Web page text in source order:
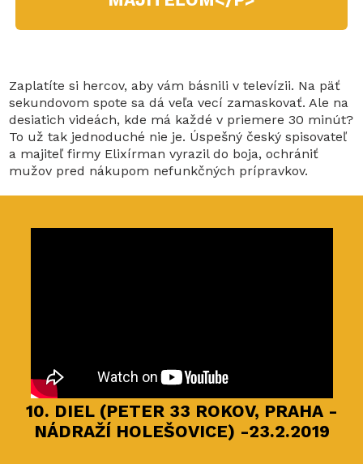
Zaplatíte si hercov, aby vám básnili v televízii. Na päť
sekundovom spote sa dá veľa vecí zamaskovať. Ale na
desiatich videách, kde má každé v priemere 30 minút?
To už tak jednoduché nie je. Úspešný český spisovateľ
a majiteľ firmy Elixírman vyrazil do boja, ochrániť
mužov pred nákupom nefunkčných prípravkov.
10. DIEL (PETER 33 ROKOV, PRAHA -
NÁDRAŽÍ HOLEŠOVICE) -23.2.2019